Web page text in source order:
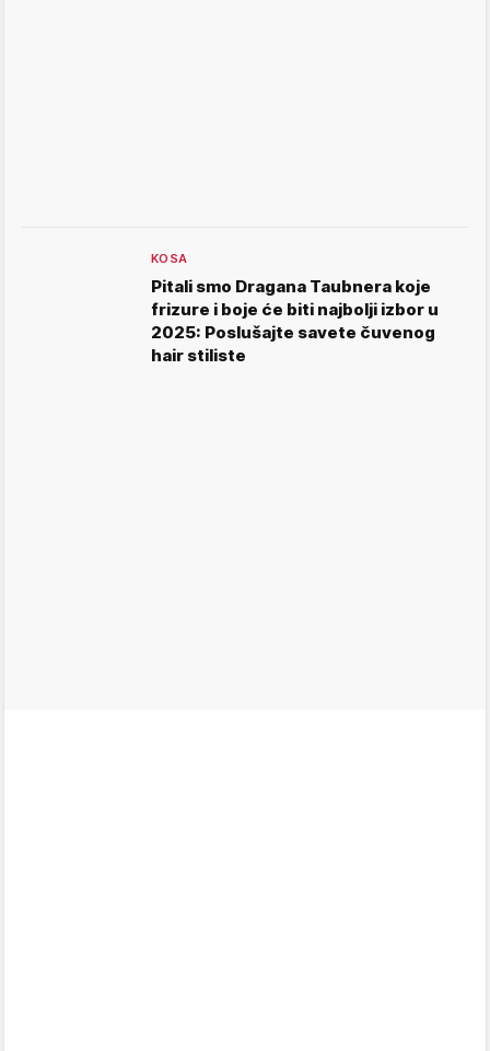
KOSA
Pitali smo Dragana Taubnera koje
frizure i boje će biti najbolji izbor u
2025: Poslušajte savete čuvenog
hair stiliste